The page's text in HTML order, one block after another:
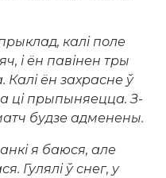
калі поле
і ён павінен тры
ён захрасне ў
ці прыпыняецца. З-
будзе адменены.
я баюся, але
Гулялі ў снег, у